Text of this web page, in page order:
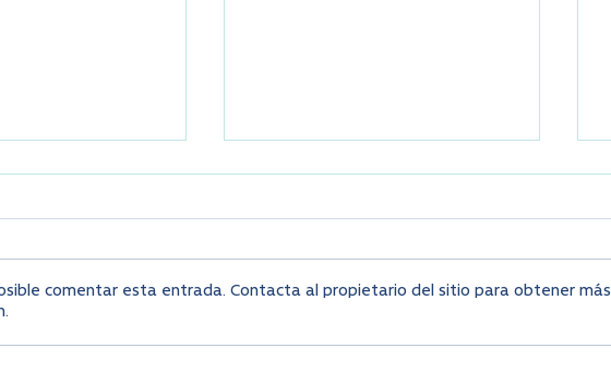
comentar esta entrada. Contacta al propietario del sitio para obtener más